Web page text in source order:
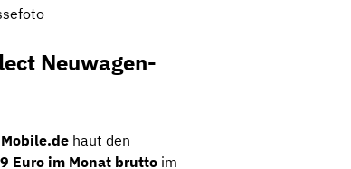
Neuwagen-
Mobile.de haut den
Euro im Monat brutto im